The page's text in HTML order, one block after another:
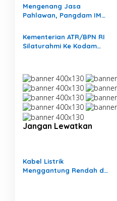
Mengenang Jasa
Pahlawan, Pangdam IM
011/LW dan KOREM
012/TU Merenovasi
Kementerian ATR/BPN RI
Silaturahmi Ke Kodam
Jangan Lewatkan
Kabel Listrik
Menggantung Rendah di